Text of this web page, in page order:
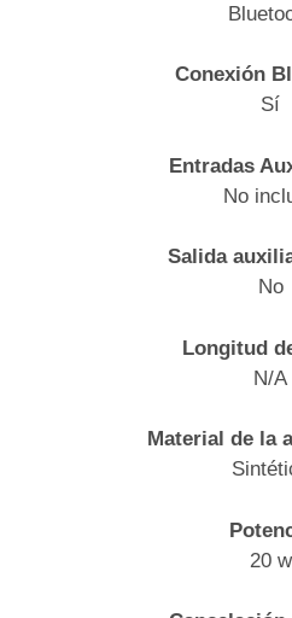
Conexión
Sí
Entradas
No
Salida
No
Longitud
N/A
Material de la
20 w